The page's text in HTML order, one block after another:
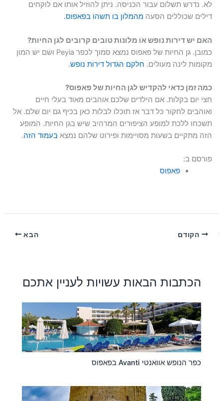
לא. נדרש תשלום עבור הכניסה. ניתן להוזיל אותו אם לוקחים
דילים שכוללים הסעהמהמלון בו תשהו בפאפוס.
האם יש דירות נופש או מלונות טובים קרובים לגן החיות?
כמובן. גן החיות של פאפוס נמצא סמוך לכפר Peyia ושם יש המון
מקומות לינה מעולים. חלקם הגדול דירות נופש.
כמה זמן כדאי להקדיש לגן החיות של פאפוס?
חצי יום בקלות. אם הילדים שלכם אוהבים מאוד בעלי חיים
ואוהבים לחקור כל דבר אז תוכלו לבלות כאן בכיף גם יום שלם. אל
תשכחו ללכת למופע הציפורים המרהיב שיש בגן החיות. המופע
הזה מתקיים בשעות מסויימות ופירוט שלהם נמצאבעמוד הזה.
פורסם ב:
פאפוס
הקודם הבא
הכתבות הבאות עשויות לעניין אתכם
כפר הנופש אוואנטי Avanti בפאפוס